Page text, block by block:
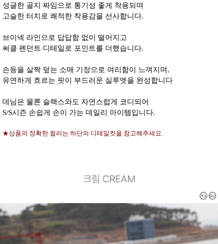
성글한 골지 짜임으로 통기성 좋게 착용되며
고슬한 터치로 쾌적한 착용감을 선사합니다.
브이넥 라인으로 답답함 없이 떨어지고
써클 펜던트 디테일로 포인트를 더했습니다.
손등을 살짝 덮는 소매 기장으로 여리함이 느껴지며,
유연하게 흐르는 핏이 부드러운 실루엣을 완성합니다
데님은 물론 슬랙스와도 자연스럽게 코디되어
S/S시즌 손쉽게 손이 가는 데일리 아이템입니다.
★상품의 정확한 컬러는 하단의 디테일컷을 참고해주세요.